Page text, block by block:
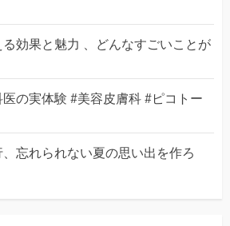
効果と魅力 、どんなすごいことが
医の実体験 #美容皮膚科 #ピコトー
忘れられない夏の思い出を作ろ